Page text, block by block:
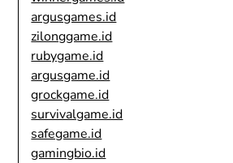
argusgames.id
zilonggame.id
rubygame.id
argusgame.id
grockgame.id
survivalgame.id
safegame.id
gamingbio.id